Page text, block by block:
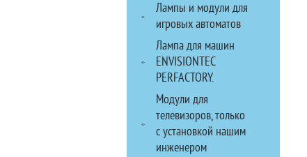
Лампы и модули для
игровых автоматов
Лампа для машин
ENVISIONTEC
PERFACTORY.
Модули для
телевизоров, только
с установкой нашим
инженером